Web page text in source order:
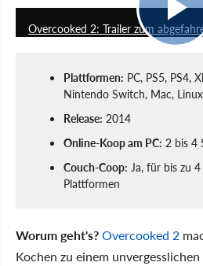
Overcooked 2: Trailer zum
Plattformen: PC, PS5, PS4,
Nintendo Switch, Mac, Linux
Release: 2014
Online-Koop am PC: 2 bis 4
Couch-Coop: Ja, für bis zu
Plattformen
Worum geht's?Overcooked 2
Kochen zu einem